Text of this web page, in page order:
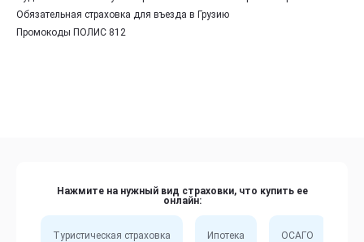
Обязательная страховка для въезда в Грузию
Промокоды ПОЛИС 812
Нажмите на нужный вид страховки, что купить ее
онлайн:
Туристическая страховка Ипотека ОСАГО